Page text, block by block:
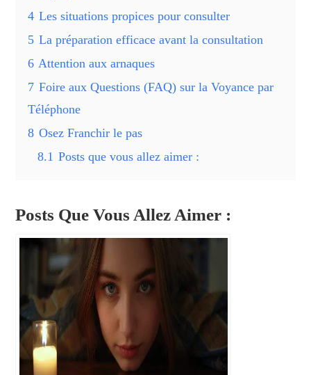
4 Les situations propices pour consulter
5 La préparation efficace avant la consultation
6 Attention aux arnaques
7 Foire aux Questions (FAQ) sur la Voyance par
Téléphone
8 Osez Franchir le pas
8.1 Posts que vous allez aimer :
Posts Que Vous Allez Aimer :